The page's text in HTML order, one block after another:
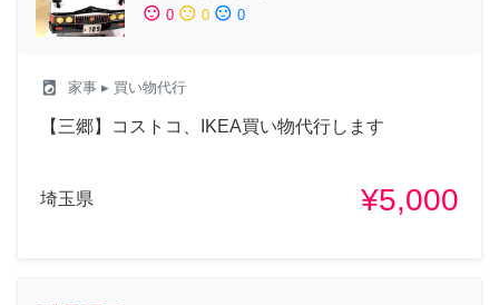
sentiment_satisfied 0 sentiment_neutral 0 sentiment_dissatisfied 0
local_laundry_service 家事 ▸ 買い物代行
【三郷】コストコ、IKEA買い物代行します
埼玉県 ¥5,000